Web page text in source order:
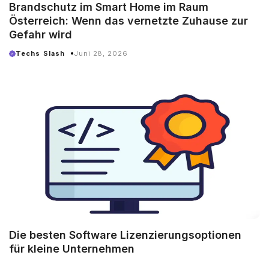
Brandschutz im Smart Home im Raum
Österreich: Wenn das vernetzte Zuhause zur
Gefahr wird
Techs Slash Juni 28, 2026
Die besten Software Lizenzierungsoptionen
für kleine Unternehmen